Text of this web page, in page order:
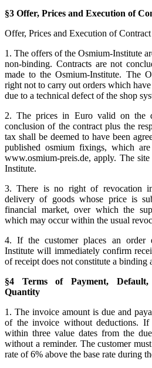
§3 Offer, Prices and Execution of
Offer, Prices and Execution of Contract
1. The offers of the Osmium-Institute
non-binding. Contracts are not
made to the Osmium-Institute. The
right not to carry out orders which
due to a technical defect of the shop
2. The prices in Euro valid on the
conclusion of the contract plus the
tax shall be deemed to have been
published osmium fixings, which
www.osmium-preis.de, apply. The
Institute.
3. There is no right of revocation
delivery of goods whose price is
financial market, over which the
which may occur within the usual
4. If the customer places an order
Institute will immediately confirm
of receipt does not constitute a binding
§4 Terms of Payment, Default,
Quantity
1. The invoice amount is due and
of the invoice without deductions. If
within three value dates from the
without a reminder. The customer
rate of 6% above the base rate during